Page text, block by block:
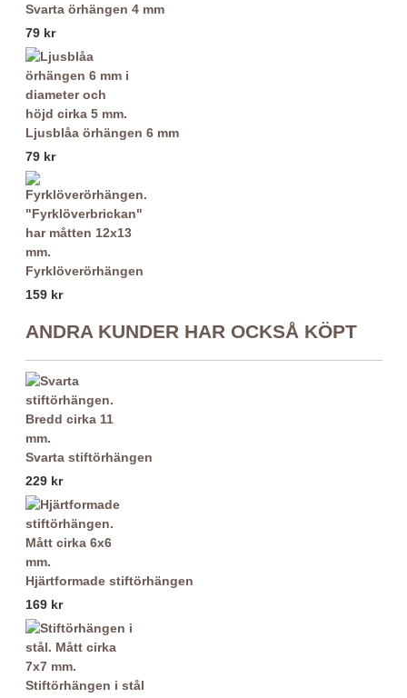
Svarta örhängen 4 mm
79 kr
Ljusblåa örhängen 6 mm
79 kr
Fyrklöverörhängen
159 kr
ANDRA KUNDER HAR OCKSÅ KÖPT
Svarta stiftörhängen
229 kr
Hjärtformade stiftörhängen
169 kr
Stiftörhängen i stål